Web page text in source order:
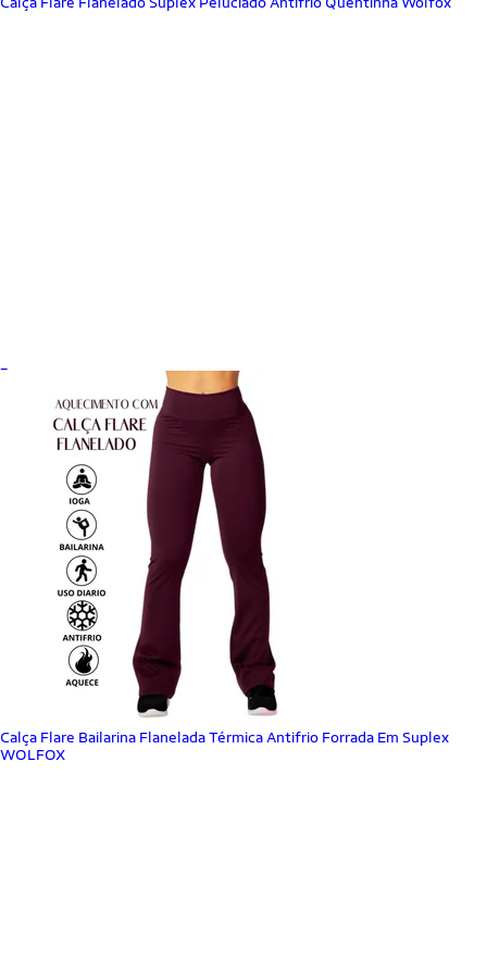
Calça Flare Bailarina Flanelada Térmica Antifrio Forrada Em Suplex
WOLFOX